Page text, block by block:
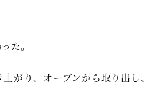
た。
がり、オーブンから取り出し、